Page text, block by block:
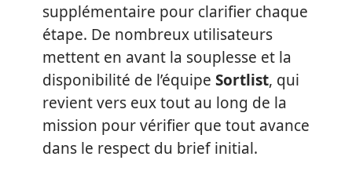
supplémentaire pour clarifier chaque
étape. De nombreux utilisateurs
mettent en avant la souplesse et la
disponibilité de l’équipe Sortlist, qui
revient vers eux tout au long de la
mission pour vérifier que tout avance
dans le respect du brief initial.